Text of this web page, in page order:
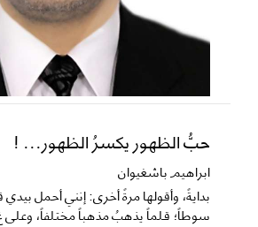
حبُّ الظهور يكسرُ الظهور... !
ابراهيم باشغيوان
​بدايةً، وأقولها مرةً أخرى: إنني أحمل بيدي
سوطاً؛ قلماً يذهبُ مذهباً مختلفاً،